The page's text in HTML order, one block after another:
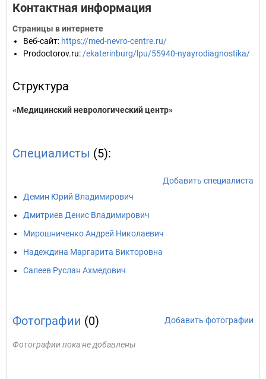
Контактная информация
Страницы в интернете
Веб-сайт: https://med-nevro-centre.ru/
Prodoctorov.ru: /ekaterinburg/lpu/55940-nyayrodiagnostika/
Структура
«Медицинский неврологический центр»
Специалисты (5):
Добавить специалиста
Демин Юрий Владимирович
Дмитриев Денис Владимирович
Мирошниченко Андрей Николаевич
Надеждина Маргарита Викторовна
Салеев Руслан Ахмедович
Фотографии (0) Добавить фотографии
Фотографии пока не добавлены